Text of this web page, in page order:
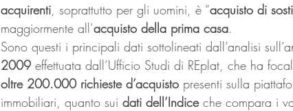
acquirenti , soprattutto per gli uomini, è “acquisto di
maggiormente all’acquisto della prima casa.
Sono questi i principali dati sottolineati dall’analisi
2009 effettuata dall’Ufficio Studi di REplat, che ha
oltre 200.000 richieste d’acquisto presenti sulla
immobiliari, quanto sui dati dell’Indice che compara i